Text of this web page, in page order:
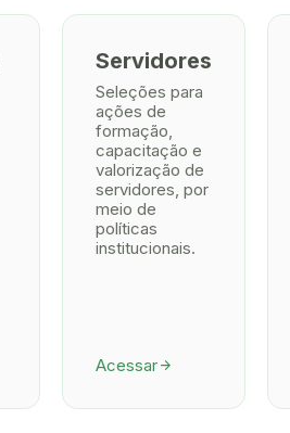
Servidores
Seleções para
ações de
formação,
capacitação e
valorização de
servidores, por
meio de
políticas
institucionais.
Acessararrow_forward